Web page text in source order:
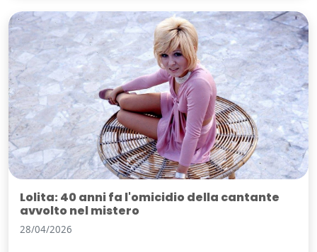
Lolita: 40 anni fa l'omicidio della cantante
avvolto nel mistero
28/04/2026